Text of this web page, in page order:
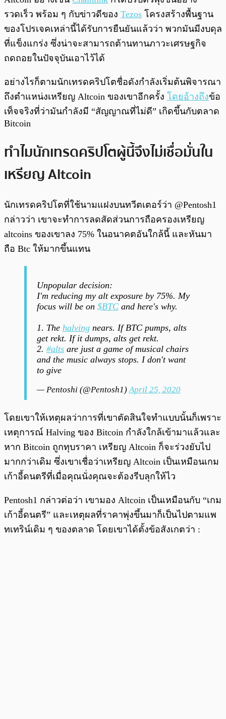
รวดเร็ว พร้อม ๆ กับข่าวดีของ Tezos โครงสร้างพื้นฐาน
ของโปรเจคเหล่านี้ได้รับการยืนยันแล้วว่า พวกมันมีงบดุล
ที่แข็งแกร่ง ซึ่งน่าจะสามารถต้านทานภาวะเศรษฐกิจ
ถดถอยในปัจจุบันเอาไว้ได้
อย่างไรก็ตามนักเทรดคริปโตชื่อดังกำลังเริ่มต้นพิจารณา
ถึงตำแหน่งเหรียญ Altcoin ของเขาอีกครั้ง โดยอ้างถึงข้อ
เท็จจริงที่ว่ามันกำลังมี “สัญญาณที่ไม่ดี” เกิดขึ้นกับตลาด
Bitcoin
ทำไมนักเทรดคริปโตผู้นี้จึงไม่เชื่อมั่นใน
เหรียญ Altcoin
นักเทรดคริปโตที่ใช้นามแฝงบนทวีตเตอร์ว่า @Pentosh1
กล่าวว่า เขาจะทำการลดสัดส่วนการถือครองเหรียญ
altcoins ของเขาลง 75% ในอนาคตอันใกล้นี้ และหันมา
ถือ Btc ให้มากขึ้นแทน
Unpopular decision:
I'm reducing my alt exposure by 75%. My
focus will be on $BTC and here's why.
1. The halving nears. If BTC pumps, alts
get rekt. If it dumps, alts get rekt.
2. #alts are just a game of musical chairs
and the music always stops. I don't want
to give
— Pentoshi (@Pentosh1)April 25, 2020
โดยเขาให้เหตุผลว่าการที่เขาตัดสินใจทำแบบนั้นก็เพราะ
เหตุการณ์ Halving ของ Bitcoin กำลังใกล้เข้ามาแล้วและ
หาก Bitcoin ถูกทุบราคา เหรียญ Altcoin ก็จะร่วงยับไป
มากกว่าเดิม ซึ่งเขาเชื่อว่าเหรียญ Altcoin เป็นเหมือนเกม
เก้าอี้ดนตรีที่เมื่อคุณนั่งคุณจะต้องรีบลุกให้ไว
Pentosh1 กล่าวต่อว่า เขามอง Altcoin เป็นเหมือนกับ “เกม
เก้าอี้ดนตรี” และเหตุผลที่ราคาพุ่งขึ้นมาก็เป็นไปตามแพ
ทเทริน์เดิม ๆ ของตลาด โดยเขาได้ตั้งข้อสังเกตว่า :